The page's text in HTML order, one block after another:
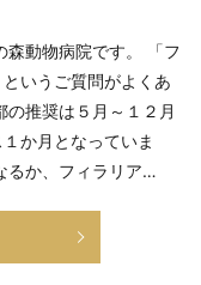
森動物病院です。 「フ
いうご質問がよくあ
の推奨は５月～１２月
か月となっていま
るか、フィラリア…